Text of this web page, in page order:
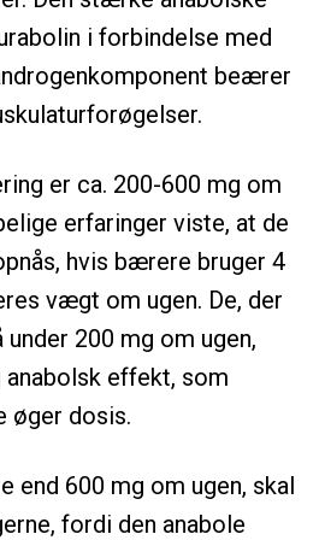
i forbindelse med
beærer
er ca. 200-600 mg om
erfaringer viste, at de
hvis bærere bruger 4
vægt om ugen. De, der
200 mg om ugen,
effekt, som
øger dosis.
end 600 mg om ugen, skal
fordi den anabole